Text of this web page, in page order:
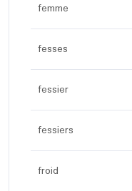
femme
fesses
fessier
fessiers
froid